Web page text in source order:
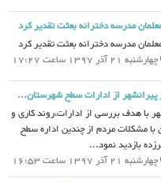
مدرسه دخترانه بعثت تقدیر کرد
مدرسه دخترانه بعثت تقدیر کرد
چهارشنبه 21 آذر 1397 ساعت 17:27
پیرانشهر از ادارات سطح شهرستان...
با هدف بررسی از ادارات،روند کاری و
با مشکلات مردم از چندین اداره سطح
بازدید نمود...
چهارشنبه 21 آذر 1397 ساعت 16:53